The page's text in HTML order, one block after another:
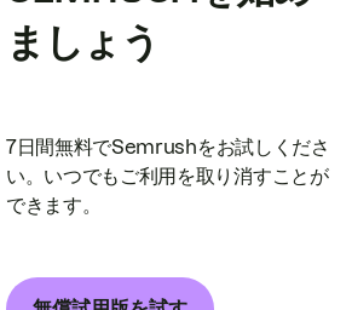
ましょう
7日間無料でSemrushをお試しくださ
い。いつでもご利用を取り消すことが
できます。